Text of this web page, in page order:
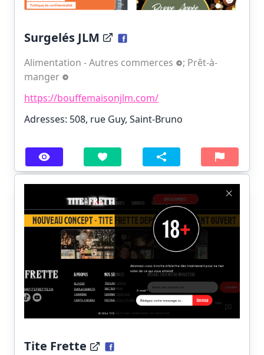
Surgelés JLM
Alimentation - Autres commerces ; Prêt-à-
manger
https://bouffemaisonjlm.com/
Adresses: 508, rue Guy, Saint-Bruno
Tite Frette